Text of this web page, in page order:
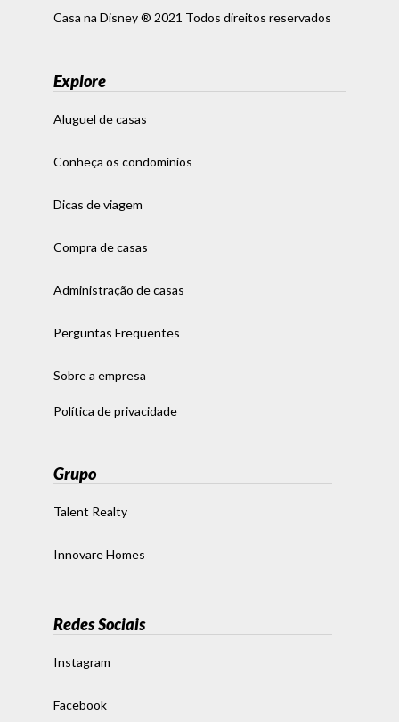
Casa na Disney ® 2021 Todos direitos reservados
Explore
Aluguel de casas
Conheça os condomínios
Dicas de viagem
Compra de casas
Administração de casas
Perguntas Frequentes
Sobre a empresa
Política de privacidade
Grupo
Talent Realty
Innovare Homes
Redes Sociais
Instagram
Facebook